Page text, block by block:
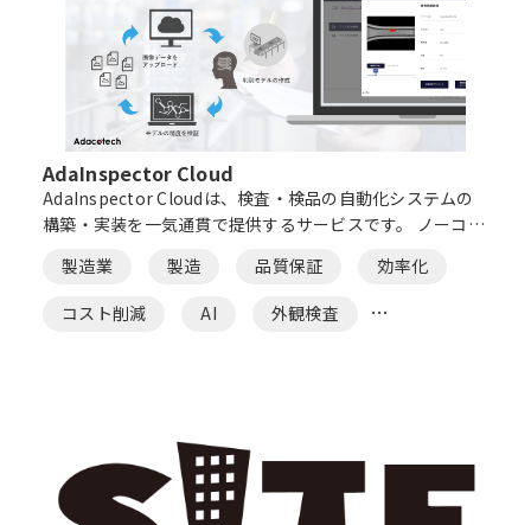
AdaInspector Cloud
AdaInspector Cloudは、検査・検品の自動化システムの
構築・実装を一気通貫で提供するサービスです。 ノーコー
としていない人でも、検査・検品の自動化に機械学習を活
用することができます。
製造業 製造 品質保証
効率化
コスト削減
AI
外観検査